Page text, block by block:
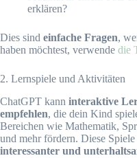
erklären?
Dies sind einfache Fragen,
haben möchtest, verwende die
2. Lernspiele und Aktivitäten
ChatGPT kann interaktive
empfehlen, die dein Kind
Bereichen wie Mathematik,
und mehr fördern. Diese
interessanter und